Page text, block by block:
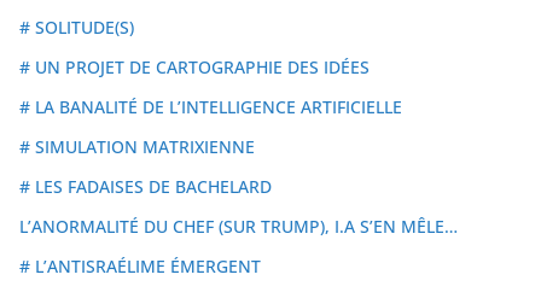
# SOLITUDE(S)
# UN PROJET DE CARTOGRAPHIE DES IDÉES
# LA BANALITÉ DE L’INTELLIGENCE ARTIFICIELLE
# SIMULATION MATRIXIENNE
# LES FADAISES DE BACHELARD
L’ANORMALITÉ DU CHEF (SUR TRUMP), I.A S’EN MÊLE…
# L’ANTISRAÉLIME ÉMERGENT